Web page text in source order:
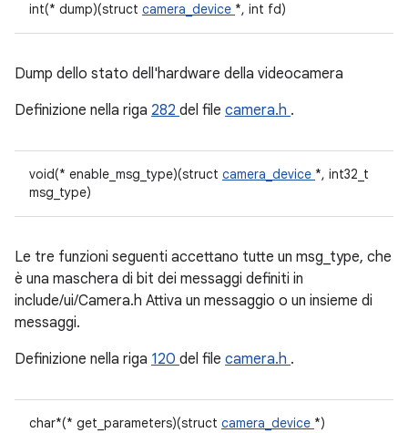
int(* dump)(struct camera_device *, int fd)
Dump dello stato dell'hardware della videocamera
Definizione nella riga 282 del file camera.h .
void(* enable_msg_type)(struct camera_device *, int32_t
msg_type)
Le tre funzioni seguenti accettano tutte un msg_type, che
è una maschera di bit dei messaggi definiti in
include/ui/Camera.h Attiva un messaggio o un insieme di
messaggi.
Definizione nella riga 120 del file camera.h .
char*(* get_parameters)(struct camera_device *)